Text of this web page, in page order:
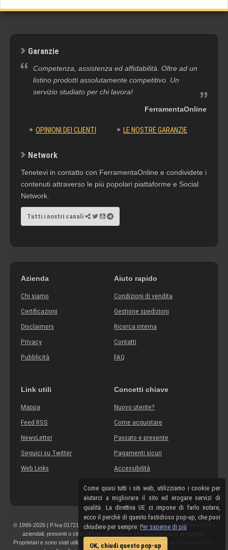
Come quasi tutti i siti web, utilizziamo i cookie per
aiutarci a migliorare il sito ed erogare servizi di
qualità. La direttiva UE ci impone di farlo notare,
ecco il perchè di questo fastidioso pop-up, che puoi
chiudere per sempre.Per saperne di più
OK, chiudi questo pop-up
Garanzie
Competenza, assistenza ed affidabilità. Oltre ad un
listino prodotti assolutamente competitivo. Un
servizio studiato per chi lavora!
FerramentaOnline
OPINIONI DEI CLIENTI LE NOSTRE GARANZIE
Network
Tenetevi in contatto con FerramentaOnline e condividete i
contenuti attraverso le più popolari piattaforme e Social
Network.
Tutti i nostri canali
Azienda
Chi siamo
Certificazioni
Disclaimers
Privacy
Pubblicità
Aiuto rapido
Condizioni di vendita
Gestione spedizioni
Ricerca interna
Contatti
FAQ
Link utili
Mappa
Feed RSS
NewsLetter
Seguici su Twitter
Web Links
Concetti chiave
Nuovo utente?
Come acquistare
Passato e presente
Pagamenti sicuri
Accessibilità
© 1999-2026 | P.Iva 01721210308 | Tutti i componenti, marchi, nomi commerciali o
aziendali, presenti o citati all'interno di questo sito appartengono ai rispettivi
Proprietari e sono stati utilizzati a scopo esplicativo ed a beneficio del possessore,